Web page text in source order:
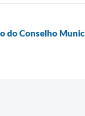
do Conselho